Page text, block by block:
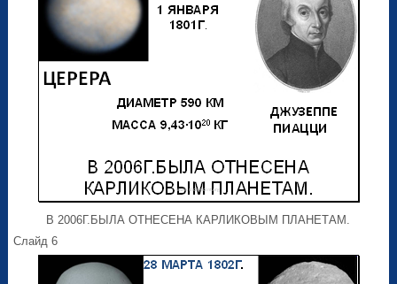
В 2006Г.БЫЛА ОТНЕСЕНА КАРЛИКОВЫМ ПЛАНЕТАМ.
Слайд 6